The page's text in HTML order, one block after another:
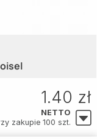
1.40 zł
NETTO
zakupie 100 szt.